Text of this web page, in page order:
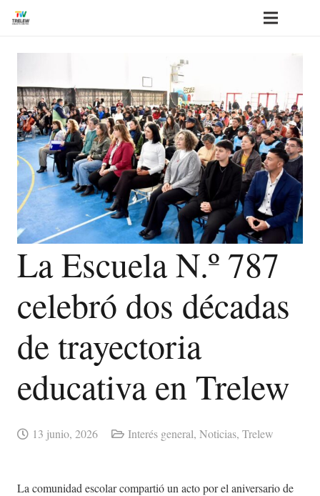
La Escuela N.º 787
celebró dos décadas
de trayectoria
educativa en Trelew
13 junio, 2026 Interés general, Noticias, Trelew
La comunidad escolar compartió un acto por el aniversario de